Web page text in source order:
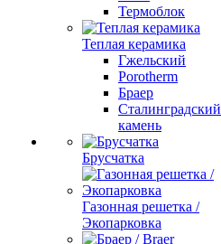
Термоблок
Теплая керамика
Гжельский
Porotherm
Браер
Сталинградский
камень
Брусчатка
Газонная решетка /
Экопарковка